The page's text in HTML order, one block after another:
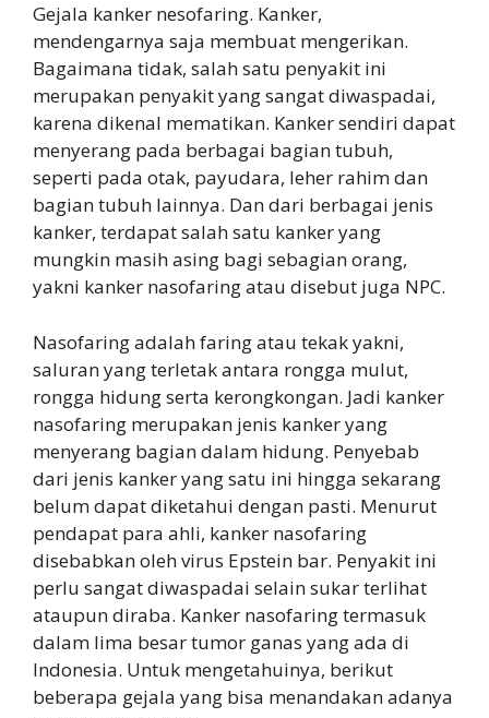
Gejala kanker nesofaring. Kanker,
mendengarnya saja membuat mengerikan.
Bagaimana tidak, salah satu penyakit ini
merupakan penyakit yang sangat diwaspadai,
karena dikenal mematikan. Kanker sendiri dapat
menyerang pada berbagai bagian tubuh,
seperti pada otak, payudara, leher rahim dan
bagian tubuh lainnya. Dan dari berbagai jenis
kanker, terdapat salah satu kanker yang
mungkin masih asing bagi sebagian orang,
yakni kanker nasofaring atau disebut juga NPC.
Nasofaring adalah faring atau tekak yakni,
saluran yang terletak antara rongga mulut,
rongga hidung serta kerongkongan. Jadi kanker
nasofaring merupakan jenis kanker yang
menyerang bagian dalam hidung. Penyebab
dari jenis kanker yang satu ini hingga sekarang
belum dapat diketahui dengan pasti. Menurut
pendapat para ahli, kanker nasofaring
disebabkan oleh virus Epstein bar. Penyakit ini
perlu sangat diwaspadai selain sukar terlihat
ataupun diraba. Kanker nasofaring termasuk
dalam lima besar tumor ganas yang ada di
Indonesia. Untuk mengetahuinya, berikut
beberapa gejala yang bisa menandakan adanya